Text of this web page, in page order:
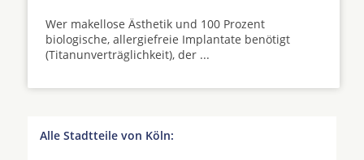
Wer makellose Ästhetik und 100 Prozent
biologische, allergiefreie Implantate benötigt
(Titanunverträglichkeit), der ...
Alle Stadtteile von Köln: